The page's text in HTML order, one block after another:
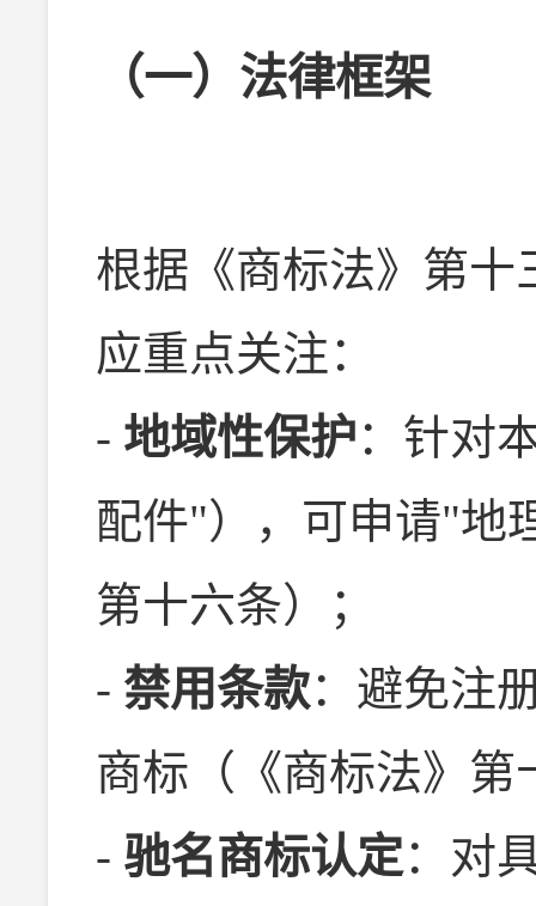
（一）法律框架
根据《商标法》第十
应重点关注：
- 地域性保护：针对
配件"），可申请"地
第十六条）；
- 禁用条款：避免注
商标（《商标法》第
- 驰名商标认定：对